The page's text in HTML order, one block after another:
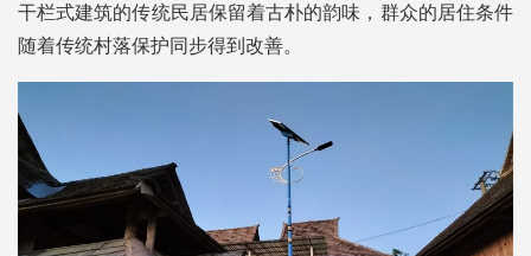
干栏式建筑的传统民居保留着古朴的韵味，群众的居住条件
随着传统村落保护同步得到改善。